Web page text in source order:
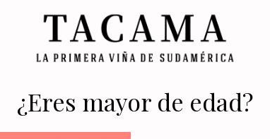
¿Eres mayor de edad?